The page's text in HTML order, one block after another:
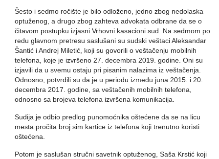
Šesto i sedmo ročište je bilo odloženo, jedno zbog nedolaska
optuženog, a drugo zbog zahteva advokata odbrane da se o
čitavom postupku izjasni Vrhovni kasacioni sud. Na sedmom po
redu glavnom pretresu saslušani su sudski veštaci Aleksandar
Šantić i Andrej Miletić, koji su govorili o veštačenju mobilnih
telefona, koje je izvršeno 27. decembra 2019. godine. Oni su
izjavili da u svemu ostaju pri pisanim nalazima iz veštačenja.
Odnosno, potvrdili su da je u periodu između juna 2015. i 20.
decembra 2017. godine, sa veštačenih mobilnih telefona,
odnosno sa brojeva telefona izvršena komunikacija.
Sudija je odbio predlog punomoćnika oštećene da se na licu
mesta pročita broj sim kartice iz telefona koji trenutno koristi
oštećena.
Potom je saslušan stručni savetnik optuženog, Saša Krstić koji